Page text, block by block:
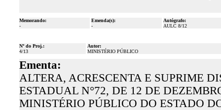
Memorando:
-
Emenda(s):
-
Autógrafo:
AULC 8/12
Nº do Proj.:
4/13
Autor:
MINISTÉRIO PÚBLICO
Ementa:
ALTERA, ACRESCENTA E SUPRIME
ESTADUAL N°72, DE 12 DE
MINISTÉRIO PÚBLICO DO ESTADO